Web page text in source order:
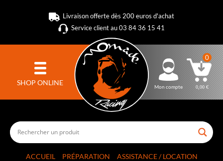
Livraison offerte dès 200 euros d'achat
Service client au 03 84 36 15 41
SHOP ONLINE Mon compte
0
0,00€
ACCUEIL PRÉPARATION ASSISTANCE / LOCATION